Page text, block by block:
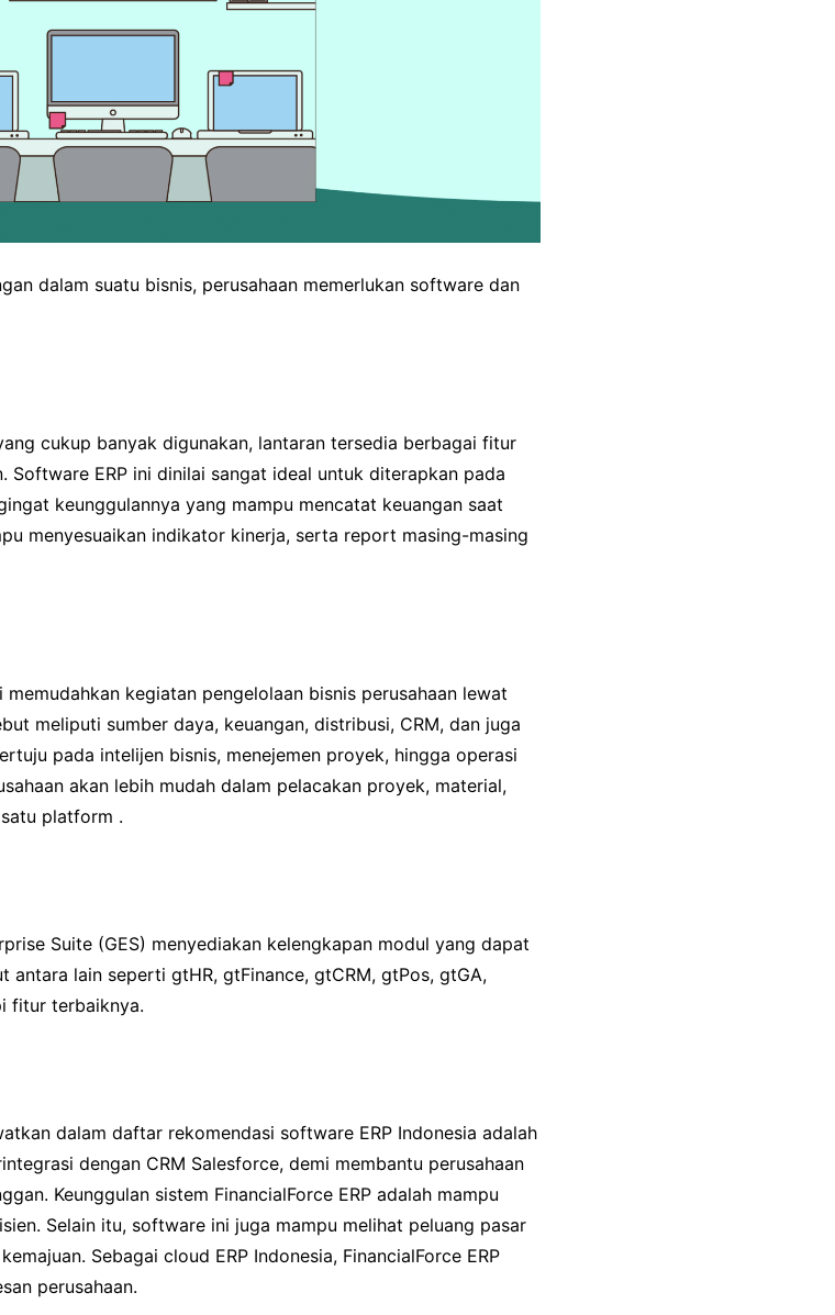
dalam suatu bisnis, perusahaan memerlukan software dan
cukup banyak digunakan, lantaran tersedia berbagai fitur
Software ERP ini dinilai sangat ideal untuk diterapkan pada
keunggulannya yang mampu mencatat keuangan saat
menyesuaikan indikator kinerja, serta report masing-masing
kegiatan pengelolaan bisnis perusahaan lewat
meliputi sumber daya, keuangan, distribusi, CRM, dan juga
pada intelijen bisnis, menejemen proyek, hingga operasi
akan lebih mudah dalam pelacakan proyek, material,
platform .
Suite (GES) menyediakan kelengkapan modul yang dapat
antara lain seperti gtHR, gtFinance, gtCRM, gtPos, gtGA,
fitur terbaiknya.
dalam daftar rekomendasi software ERP Indonesia adalah
dengan CRM Salesforce, demi membantu perusahaan
Keunggulan sistem FinancialForce ERP adalah mampu
Selain itu, software ini juga mampu melihat peluang pasar
Sebagai cloud ERP Indonesia, FinancialForce ERP
perusahaan.